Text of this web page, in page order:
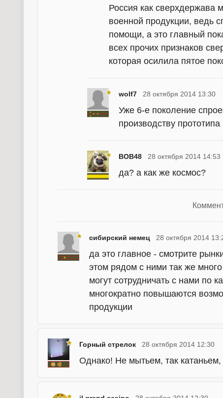
Россия как сверхдержава
военной продукции, ведь
помощи, а это главный
всех прочих признаков
которая осилила пятое
wolf7 28 октября 2014 13:30
Уже 6-е поколение
производству прототипа
BOB48 28 октября 2014 14:53
да? а как же космос?
сибирский немец 28 октября 2014
да это главное - смотрите
этом рядом с ними так же
могут сотрудничать с нами по
многократно повышаются
продукции
Горный стрелок 28 октября 2014 12:30
Однако! Не мытьем, так